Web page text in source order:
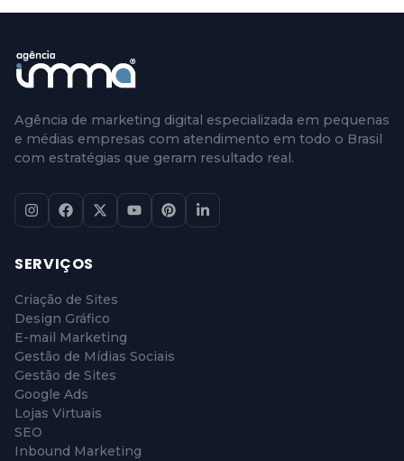
Agência de marketing digital especializada em pequenas
e médias empresas com atendimento em todo o Brasil
com estratégias que geram resultado real.
SERVIÇOS
Criação de Sites
Design Gráfico
E-mail Marketing
Gestão de Mídias Sociais
Gestão de Sites
Google Ads
Lojas Virtuais
SEO
Inbound Marketing